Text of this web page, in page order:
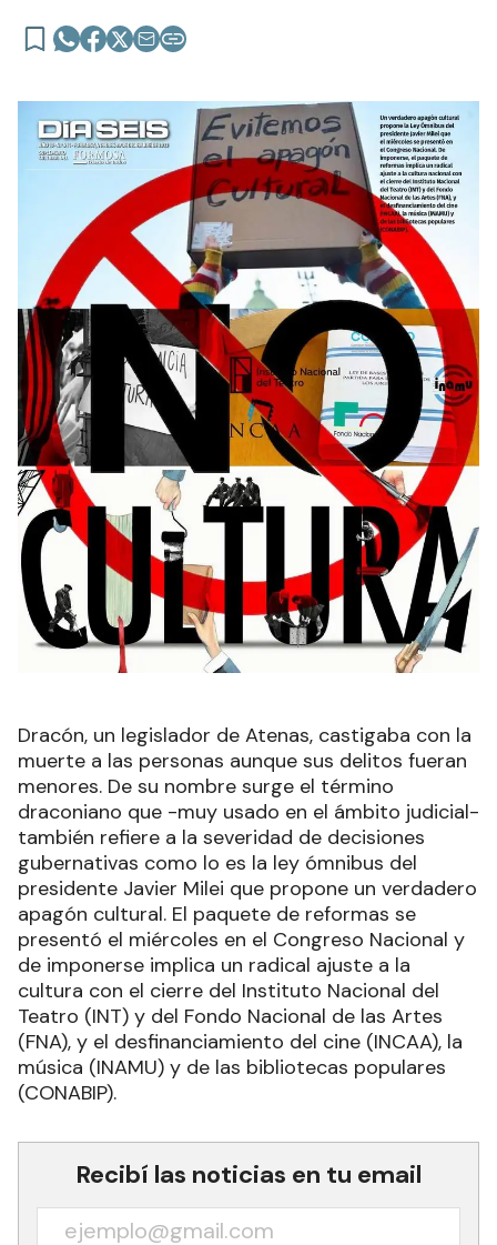
Dracón, un legislador de Atenas, castigaba con la
muerte a las personas aunque sus delitos fueran
menores. De su nombre surge el término
draconiano que -muy usado en el ámbito judicial-
también refiere a la severidad de decisiones
gubernativas como lo es la ley ómnibus del
presidente Javier Milei que propone un verdadero
apagón cultural. El paquete de reformas se
presentó el miércoles en el Congreso Nacional y
de imponerse implica un radical ajuste a la
cultura con el cierre del Instituto Nacional del
Teatro (INT) y del Fondo Nacional de las Artes
(FNA), y el desfinanciamiento del cine (INCAA), la
música (INAMU) y de las bibliotecas populares
(CONABIP).
Recibí las noticias en tu email